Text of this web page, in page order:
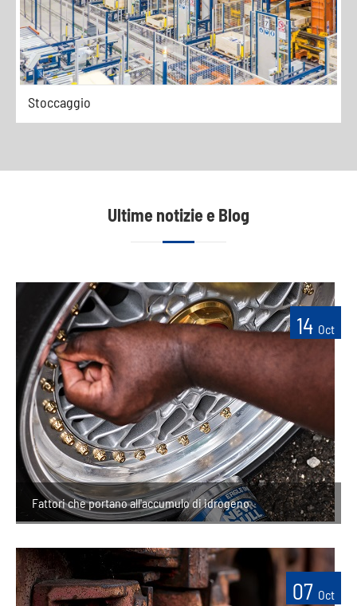
Stoccaggio
Ultime notizie e Blog
14 Oct
Fattori che portano all'accumulo di idrogeno
07 Oct